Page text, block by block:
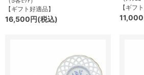
【ギフト好適品】
16,500円(税込)
【ギフ